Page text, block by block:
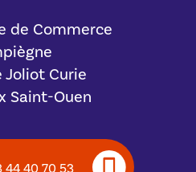
de Commerce
Joliot Curie
Saint-Ouen